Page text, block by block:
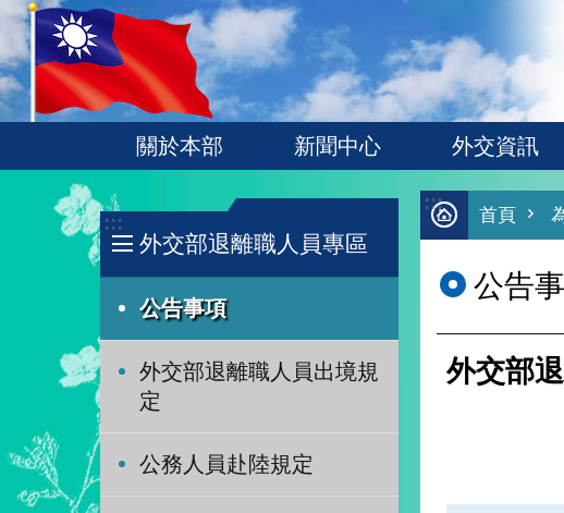
跳到主要內容區塊
:::
關於本部 新聞中心 外交資訊
:::
外交部退離職人員專區
公告事項
外交部退離職人員出境規
定
公務人員赴陸規定
:::
首頁
公告
外交部